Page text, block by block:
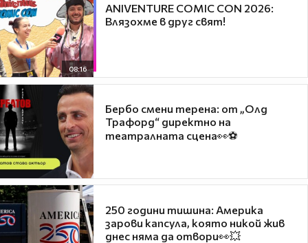
08:16
ANIVENTURE COMIC CON 2026:
Влязохме в друг свят!
Бербо смени терена: от „Олд
Трафорд“ директно на
театралната сцена👀⚽
250 години тишина: Америка
зарови капсула, която никой жив
днес няма да отвори👀💥